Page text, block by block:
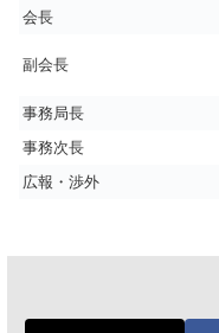
会長
副会長
事務局長
事務次長
広報・渉外